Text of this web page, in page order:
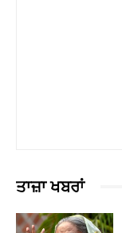
ਤਾਜ਼ਾ ਖਬਰਾਂ